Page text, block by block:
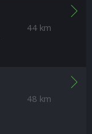
44 km
48 km